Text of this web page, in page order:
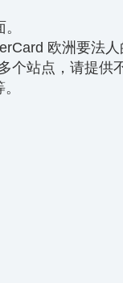
欧洲要法人
个站点，请提供